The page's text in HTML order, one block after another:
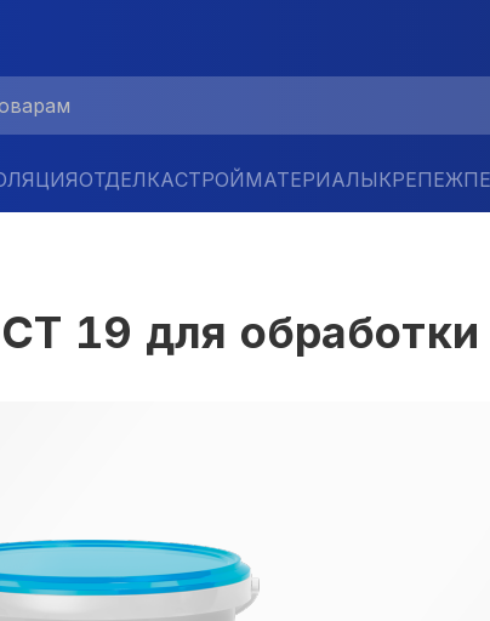
ОТДЕЛКАСТРОЙМАТЕРИАЛЫКРЕПЕЖ
19 для